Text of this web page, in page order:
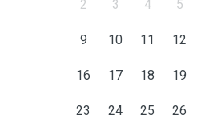
2 3 4 5
9 10 11 12
16 17 18 19
23 24 25 26